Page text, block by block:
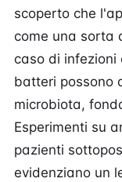
scoperto che
come una sorta
caso di infezioni
batteri possono
microbiota,
Esperimenti su
pazienti
evidenziano un